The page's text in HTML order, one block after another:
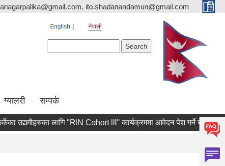
ito.shadanandamun@gmail.com
English नेपाली
ग्यालरी सम्पर्क
उद्यमीहरुका लागि "RIN Cohort lll" कार्यक्रममा आवेदन पेश गर्ने सम्बन्धी श्री